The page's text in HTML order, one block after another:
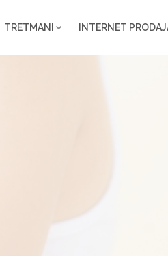
TRETMANI INTERNET